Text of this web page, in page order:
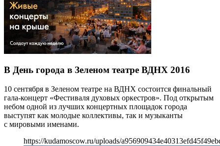
В День города в Зеленом театре ВДНХ 2016
10 сентября в Зеленом театре на ВДНХ состоится финальный
гала-концерт «Фестиваля духовых оркестров». Под открытым
небом одной из лучших концертных площадок города
выступят как молодые коллективы, так и музыканты
с мировыми именами.
https://kudamoscow.ru/uploads/